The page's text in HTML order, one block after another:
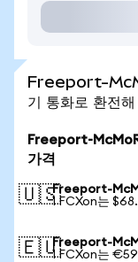
Freeport-
기 통화로 환전
Freeport-
가격
🇺🇸Freeport-
1 FCXon는
🇪🇺Freeport-
1 FCXon는